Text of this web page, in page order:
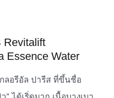
Revitalift
Essence Water
ลอรีอัล ปารีส ที่ขึ้นชื่อ